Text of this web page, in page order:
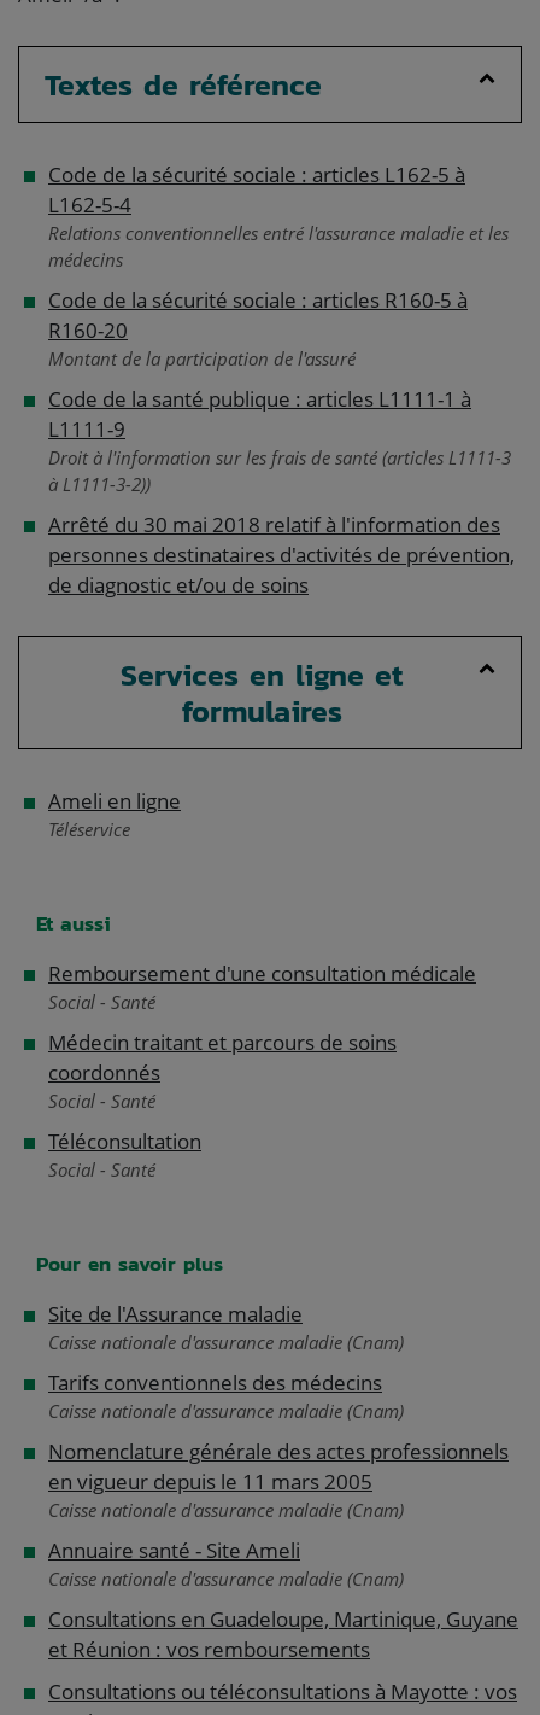
Textes de référence
Code de la sécurité sociale : articles L162-5 à
L162-5-4
Relations conventionnelles entré l'assurance maladie et les
médecins
Code de la sécurité sociale : articles R160-5 à
R160-20
Montant de la participation de l'assuré
Code de la santé publique : articles L1111-1 à
L1111-9
Droit à l'information sur les frais de santé (articles L1111-3
à L1111-3-2))
Arrêté du 30 mai 2018 relatif à l'information des
personnes destinataires d'activités de prévention,
de diagnostic et/ou de soins
Services en ligne et
formulaires
Ameli en ligne
Téléservice
Et aussi
Remboursement d'une consultation médicale
Social - Santé
Médecin traitant et parcours de soins
coordonnés
Social - Santé
Téléconsultation
Social - Santé
Pour en savoir plus
Site de l'Assurance maladie
Caisse nationale d'assurance maladie (Cnam)
Tarifs conventionnels des médecins
Caisse nationale d'assurance maladie (Cnam)
Nomenclature générale des actes professionnels
en vigueur depuis le 11 mars 2005
Caisse nationale d'assurance maladie (Cnam)
Annuaire santé - Site Ameli
Caisse nationale d'assurance maladie (Cnam)
Consultations en Guadeloupe, Martinique, Guyane
et Réunion : vos remboursements
Consultations ou téléconsultations à Mayotte : vos